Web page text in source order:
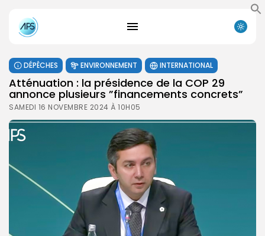
DÉPÊCHES ENVIRONNEMENT INTERNATIONAL
Atténuation : la présidence de la COP 29
annonce plusieurs ”financements concrets”
SAMEDI 16 NOVEMBRE 2024 À 10H05